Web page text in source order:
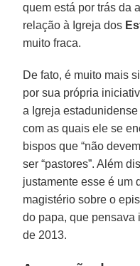
quem está por trás da
relação à Igreja dos
muito fraca.
De fato, é muito mais
por sua própria
a Igreja
com as quais ele se
bispos que “não
ser “pastores”. Além
justamente esse é um
magistério sobre o
do papa, que pensava
de 2013.